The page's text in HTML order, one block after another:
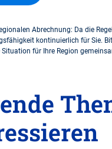
Abrechnung: Da die
kontinuierlich für Sie.
für Ihre Region